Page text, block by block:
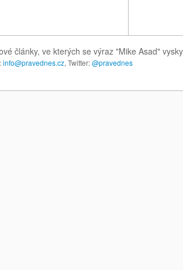
články, ve kterých se výraz "Mike Asad"
info@pravednes.cz, Twitter:@pravednes